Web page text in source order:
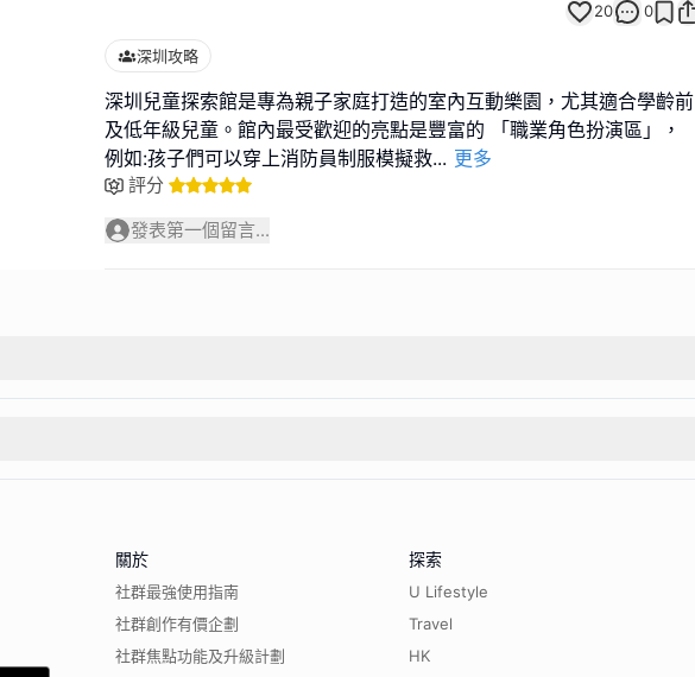
20 0
深圳攻略
深圳兒童探索館是專為親子家庭打造的室內互動樂園，尤其適合學齡前
及低年級兒童。館內最受歡迎的亮點是豐富的 「職業角色扮演區」，
例如:孩子們可以穿上消防員制服模擬救... 更多
評分
發表第一個留言...
關於
社群最強使用指南
社群創作有價企劃
社群焦點功能及升級計劃
探索
U Lifestyle
Travel
HK